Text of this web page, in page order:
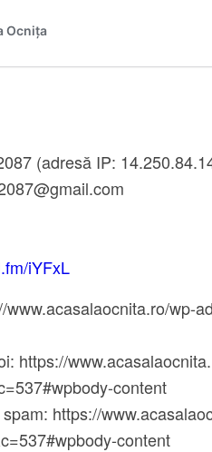
(adresă IP:
iYFxL
www.acasalaocnita.ro/wp-
https://
content
https://
content